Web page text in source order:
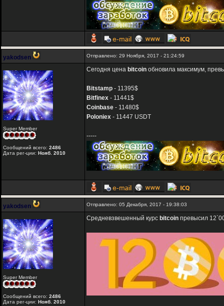
yakodsen Отправлено: 29 Ноября, 2017 - 21:24:59
Super Member
Сообщений всего: 2486
Дата рег-ции: Нояб. 2010
Сегодня цена bitcoin обновила максимум,
Bitstamp - 11395$
Bitfinex - 11441$
Coinbase - 11480$
Poloniex - 11447 USDT
-----
yakodsen Отправлено: 05 Декабря, 2017 - 19:38:03
Super Member
Сообщений всего: 2486
Дата рег-ции: Нояб. 2010
Средневзвешенный курс bitcoin превысил